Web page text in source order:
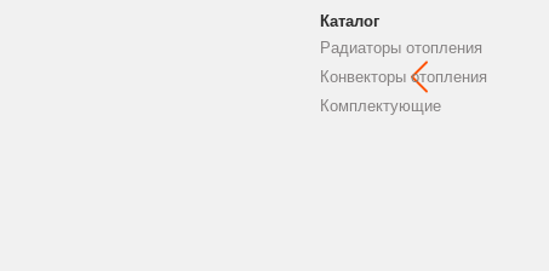
Каталог
Радиаторы отопления
Конвекторы отопления
Комплектующие